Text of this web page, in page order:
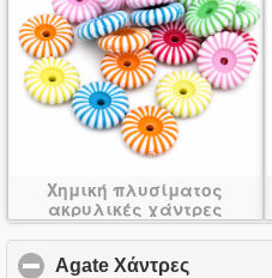
Χημική πλυσίματος
ακρυλικές χάντρες
Agate Χάντρες